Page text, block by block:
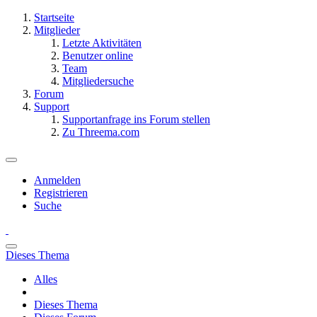
Startseite
Mitglieder
Letzte Aktivitäten
Benutzer online
Team
Mitgliedersuche
Forum
Support
Supportanfrage ins Forum stellen
Zu Threema.com
Anmelden
Registrieren
Suche
Dieses Thema
Alles
Dieses Thema